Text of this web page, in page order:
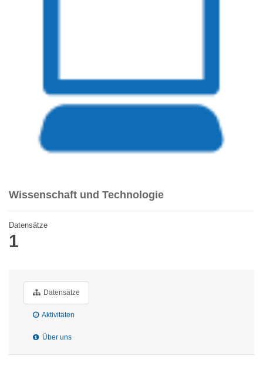
Wissenschaft und Technologie
Datensätze
1
Datensätze
Aktivitäten
Über uns